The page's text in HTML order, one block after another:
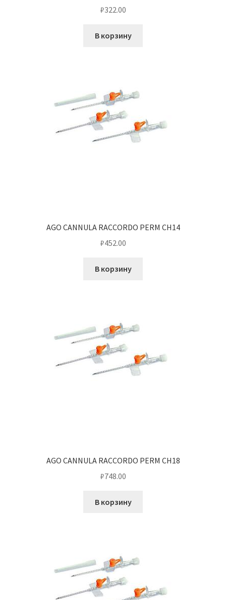
₽322.00
В корзину
AGO CANNULA RACCORDO PERM CH14
₽452.00
В корзину
AGO CANNULA RACCORDO PERM CH18
₽748.00
В корзину